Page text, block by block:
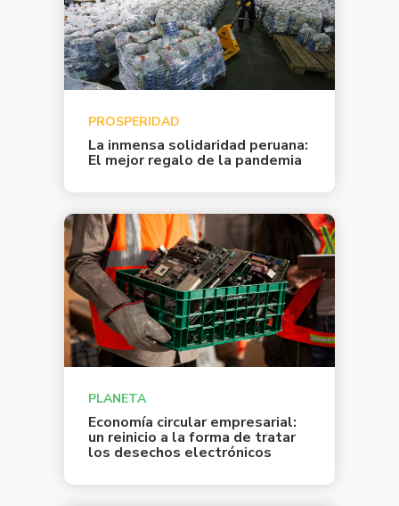
PROSPERIDAD
La inmensa solidaridad peruana:
El mejor regalo de la pandemia
PLANETA
Economía circular empresarial:
un reinicio a la forma de tratar
los desechos electrónicos